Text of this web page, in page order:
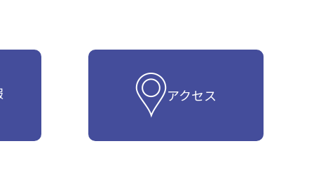
アクセス